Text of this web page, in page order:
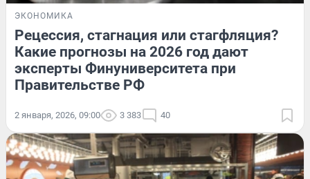
ЭКОНОМИКА
Рецессия, стагнация или стагфляция?
Какие прогнозы на 2026 год дают
эксперты Финуниверситета при
Правительстве РФ
2 января, 2026, 09:00 3 383 40